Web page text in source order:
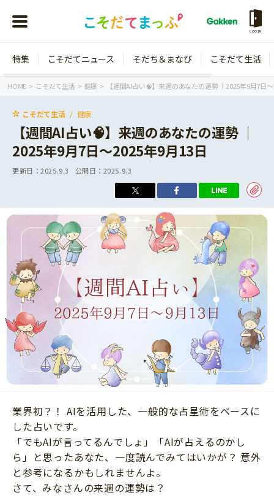
LOGIN
年齢から探す
1歳
年中
年長
小学1年生
小学2年生
小学3年生
小学5年生
小学6年生
こそだてニュース
イベント
ニュース
そだち＆まなび
ワーク・ドリル
幼稚園・保育園
小学校
科学・プログラミング
教育・学習
自由研究・工作
読書感想文
本・読書
運動・あそび・ゲーム
こそだて生活
住まい
ファッション・美容
行事・イベント
親子でいっしょに
人間関係
おでかけ
家族
こそだてマンガ
特集 こそだてニュース そだち＆まなび こそだて生活
HOME こそだて生活 健康 【週間AI占い🧠】来週のあなたの運勢 ｜2025年9月7日
こそだて生活 健康
【週間AI占い🧠】来週のあなたの運勢 ｜
2025年9月7日〜2025年9月13日
更新日：2025.9.3 公開日： 2025.9.3
業界初？！ AIを活用した、一般的な占星術をベースに
した占いです。
「でもAIが言ってるんでしょ」「AIが占えるのかし
ら」と思ったあなた、一度読んでみてはいかが？ 意外
と参考になるかもしれませんよ。
さて、みなさんの来週の運勢は？